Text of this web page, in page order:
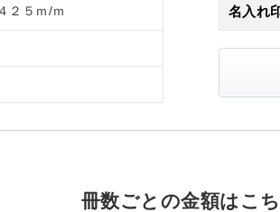
２５ｍ/ｍ 名入れ
冊数ごとの金額はこ